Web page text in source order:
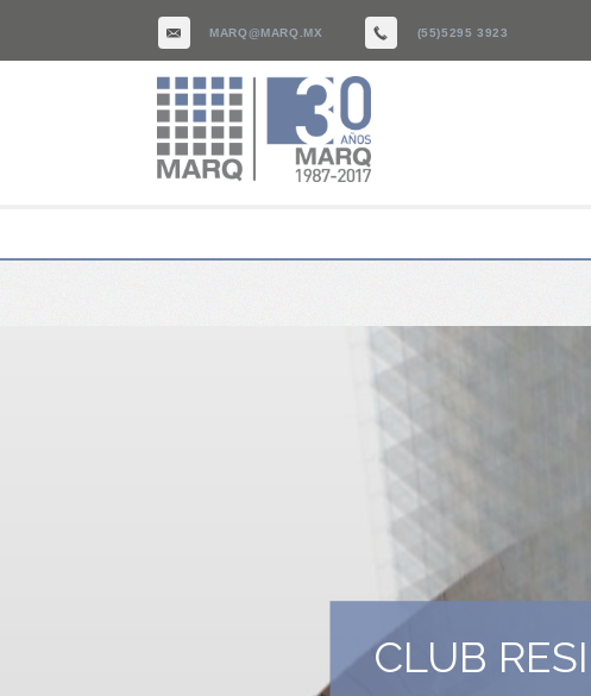
MARQ@MARQ.MX (55)5295 3923
CLUB